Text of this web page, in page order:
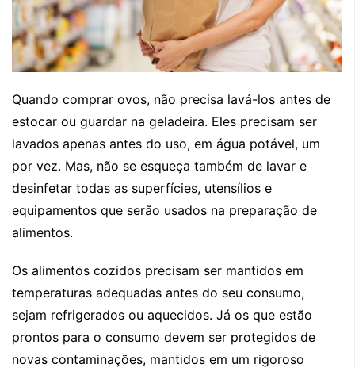
Quando comprar ovos, não precisa lavá-los antes de
estocar ou guardar na geladeira. Eles precisam ser
lavados apenas antes do uso, em água potável, um
por vez. Mas, não se esqueça também de lavar e
desinfetar todas as superfícies, utensílios e
equipamentos que serão usados na preparação de
alimentos.
Os alimentos cozidos precisam ser mantidos em
temperaturas adequadas antes do seu consumo,
sejam refrigerados ou aquecidos. Já os que estão
prontos para o consumo devem ser protegidos de
novas contaminações, mantidos em um rigoroso